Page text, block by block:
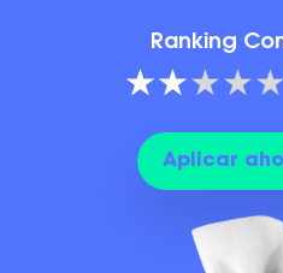
Ranking
Aplicar